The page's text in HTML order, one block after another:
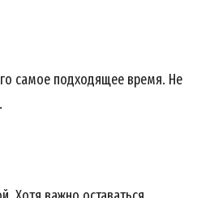
самое подходящее время. Не